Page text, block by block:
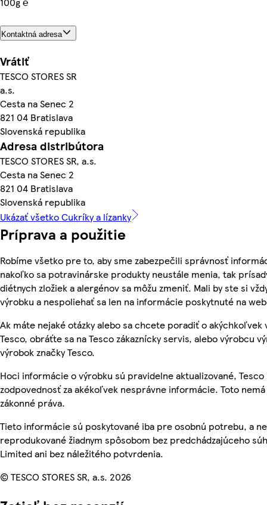
Kontaktná adresa
Vrátiť
TESCO STORES SR
a.s.
Cesta na Senec 2
821 04 Bratislava
Slovenská republika
Adresa distribútora
TESCO STORES SR, a.s.
Cesta na Senec 2
821 04 Bratislava
Slovenská republika
Ukázať všetko Cukríky a lízanky
Príprava a použitie
Robíme všetko pre to, aby sme zabezpečili správnosť
nakoľko sa potravinárske produkty neustále menia, tak
diétnych zložiek a alergénov sa môžu zmeniť. Mali by ste si
výrobku a nespoliehať sa len na informácie poskytnuté na
Ak máte nejaké otázky alebo sa chcete poradiť o akýchkoľvek
Tesco, obráťte sa na Tesco zákaznícky servis, alebo výrobcu
výrobok značky Tesco.
Hoci informácie o výrobku sú pravidelne aktualizované, Tesco
zodpovednosť za akékoľvek nesprávne informácie. Toto nemá
zákonné práva.
Tieto informácie sú poskytované iba pre osobnú potrebu, a
reprodukované žiadnym spôsobom bez predchádzajúceho
Limited ani bez náležitého potvrdenia.
© TESCO STORES SR, a.s. 2026